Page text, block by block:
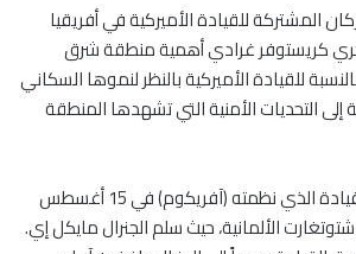
المشتركة للقيادة الأميركية في أفريقيا
كريستوفر غرادي أهمية منطقة شرق
للقيادة الأميركية بالنظر لنموها السكاني
التحديات الأمنية التي تشهدها المنطقة
وأشار في حفل تغيير القيادة الذي نظمته (آفريكوم) في 15 أغسطس
الألمانية، حيث سلم الجنرال مايكل إي.